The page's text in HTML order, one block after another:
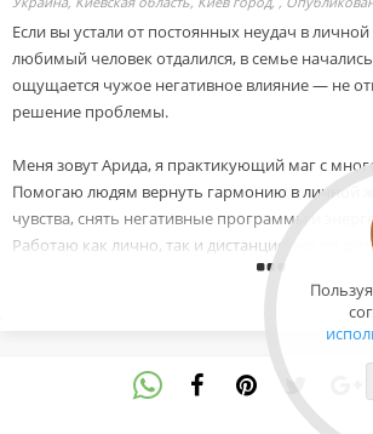
Если вы устали от постоянных неудач в
любимый человек отдалился, в семье
ощущается чужое негативное влияние — не
решение проблемы.
Меня зовут Арида, я практикующий маг с
Помогаю людям вернуть гармонию в личной
чувства, снять негативные программы и
Работаю как лично, так и дистанционно по
независимо от вашего города и страны.
-Провожу любовный приворот, в том числе по
-Возвращаю мужа, жену или любимого
-Восстанавливаю чувства и укрепляю